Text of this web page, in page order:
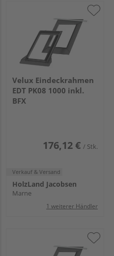
Velux Eindeckrahmen
EDT PK08 1000 inkl.
BFX
176,12 € / Stk.
Verkauf & Versand
HolzLand Jacobsen
Marne
1 weiterer Händler